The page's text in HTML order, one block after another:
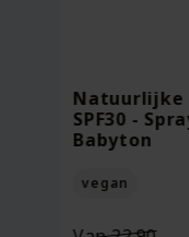
is:
€13.27.
Natuurlijke
SPF30 -
Babyton
vegan